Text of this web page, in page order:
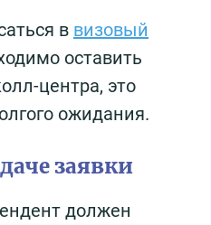
в визовый
оставить
центра, это
ожидания.
заявки
должен